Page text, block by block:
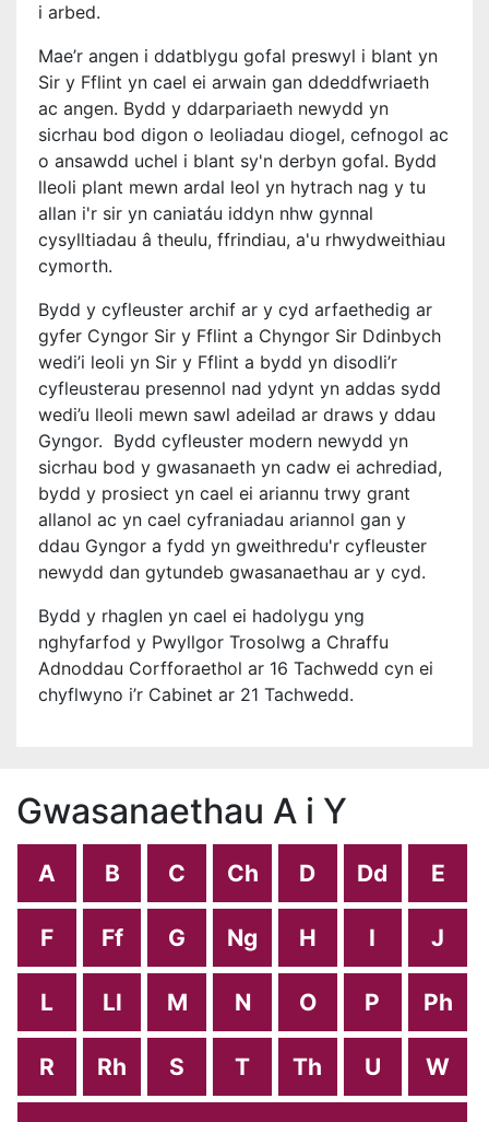
i arbed.
Mae’r angen i ddatblygu gofal preswyl i blant yn
Sir y Fflint yn cael ei arwain gan ddeddfwriaeth
ac angen. Bydd y ddarpariaeth newydd yn
sicrhau bod digon o leoliadau diogel, cefnogol ac
o ansawdd uchel i blant sy'n derbyn gofal. Bydd
lleoli plant mewn ardal leol yn hytrach nag y tu
allan i'r sir yn caniatáu iddyn nhw gynnal
cysylltiadau â theulu, ffrindiau, a'u rhwydweithiau
cymorth.
Bydd y cyfleuster archif ar y cyd arfaethedig ar
gyfer Cyngor Sir y Fflint a Chyngor Sir Ddinbych
wedi’i leoli yn Sir y Fflint a bydd yn disodli’r
cyfleusterau presennol nad ydynt yn addas sydd
wedi’u lleoli mewn sawl adeilad ar draws y ddau
Gyngor. Bydd cyfleuster modern newydd yn
sicrhau bod y gwasanaeth yn cadw ei achrediad,
bydd y prosiect yn cael ei ariannu trwy grant
allanol ac yn cael cyfraniadau ariannol gan y
ddau Gyngor a fydd yn gweithredu'r cyfleuster
newydd dan gytundeb gwasanaethau ar y cyd.
Bydd y rhaglen yn cael ei hadolygu yng
nghyfarfod y Pwyllgor Trosolwg a Chraffu
Adnoddau Corfforaethol ar 16 Tachwedd cyn ei
chyflwyno i’r Cabinet ar 21 Tachwedd.
Gwasanaethau A i Y
A B C Ch D Dd E
F Ff G Ng H I J
L Ll M N O P Ph
R Rh S T Th U W